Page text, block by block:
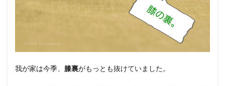
我が家は今季、 膝裏がもっとも抜けていました。